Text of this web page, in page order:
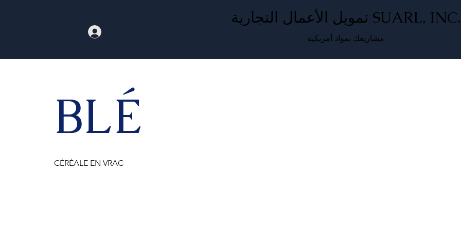
تمويل الأعمال التجارية SUARL, INC.
مشاريعك بمواد أمريكية
BLÉ
CÉRÉALE EN VRAC